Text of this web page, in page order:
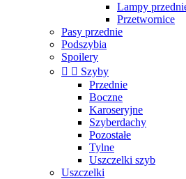
Lampy
Przetwornice
Pasy przednie
Podszybia
Spoilery
  Szyby
Przednie
Boczne
Karoseryjne
Szyberdachy
Pozostałe
Tylne
Uszczelki szyb
Uszczelki